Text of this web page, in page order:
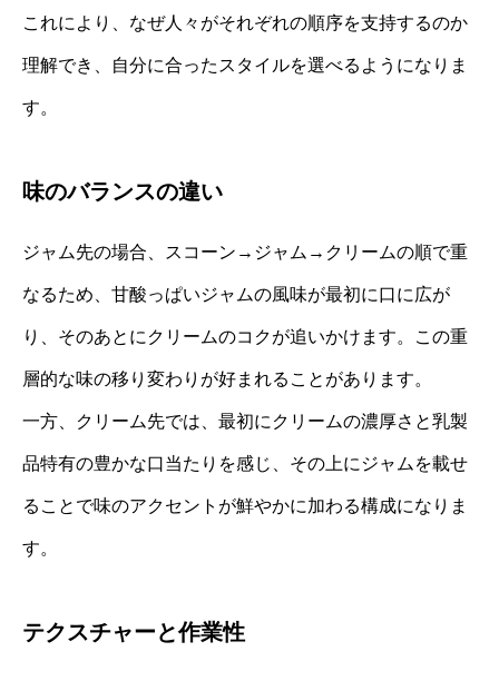
これにより、なぜ人々がそれぞれの順序を支持するのか
理解でき、自分に合ったスタイルを選べるようになりま
す。
味のバランスの違い
ジャム先の場合、スコーン→ジャム→クリームの順で重
なるため、甘酸っぱいジャムの風味が最初に口に広が
り、そのあとにクリームのコクが追いかけます。この重
層的な味の移り変わりが好まれることがあります。
一方、クリーム先では、最初にクリームの濃厚さと乳製
品特有の豊かな口当たりを感じ、その上にジャムを載せ
ることで味のアクセントが鮮やかに加わる構成になりま
す。
テクスチャーと作業性